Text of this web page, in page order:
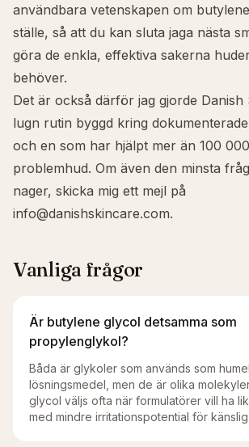
användbara vetenskapen om
ställe, så att du kan sluta jaga nästa
göra de enkla, effektiva sakerna
behöver.
Det är också därför jag gjorde Danish
lugn rutin byggd kring
och en som har hjälpt mer än 100
problemhud. Om även den minsta
nager, skicka mig ett mejl på
info@danishskincare.com.
Vanliga frågor
Är butylene glycol detsamma som
propylenglykol?
Båda är glykoler som används som
lösningsmedel, men de är olika
glycol väljs ofta när formulatörer vill ha
med mindre irritationspotential för